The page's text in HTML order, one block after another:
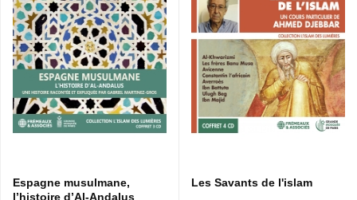
Espagne musulmane,
l’histoire d’Al-Andalus
Les Savants de l'islam